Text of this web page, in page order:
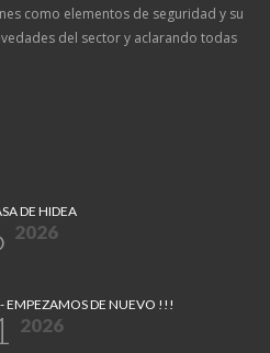
como elementos de seguridad y su
del sector y aclarando todas
DE HIDEA
2026
EMPEZAMOS DE NUEVO !!!
2026